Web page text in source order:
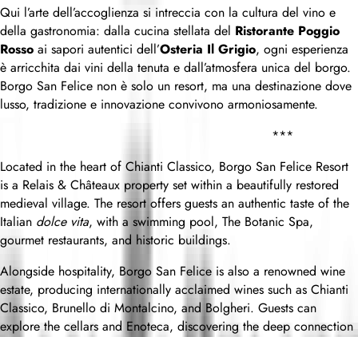
Qui l’arte dell’accoglienza si intreccia con la cultura del vino e
della gastronomia: dalla cucina stellata del Ristorante Poggio
Rosso ai sapori autentici dell’Osteria Il Grigio, ogni esperienza
è arricchita dai vini della tenuta e dall’atmosfera unica del borgo.
Borgo San Felice non è solo un resort, ma una destinazione dove
lusso, tradizione e innovazione convivono armoniosamente.
***
Located in the heart of Chianti Classico, Borgo San Felice Resort
is a Relais & Châteaux property set within a beautifully restored
medieval village. The resort offers guests an authentic taste of the
Italian dolce vita, with a swimming pool, The Botanic Spa,
gourmet restaurants, and historic buildings.
Alongside hospitality, Borgo San Felice is also a renowned wine
estate, producing internationally acclaimed wines such as Chianti
Classico, Brunello di Montalcino, and Bolgheri. Guests can
explore the cellars and Enoteca, discovering the deep connection